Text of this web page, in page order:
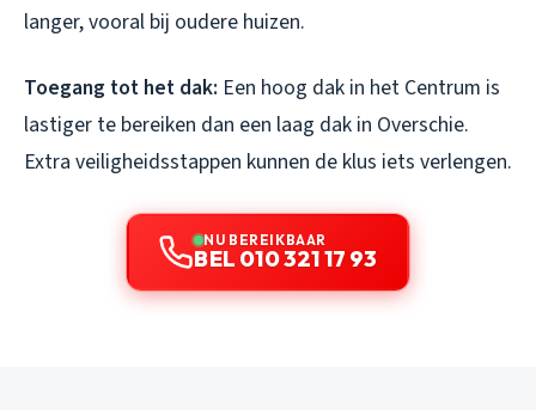
langer, vooral bij oudere huizen.
Toegang tot het dak: Een hoog dak in het Centrum is
lastiger te bereiken dan een laag dak in Overschie.
Extra veiligheidsstappen kunnen de klus iets verlengen.
NU BEREIKBAAR
BEL 010 321 17 93